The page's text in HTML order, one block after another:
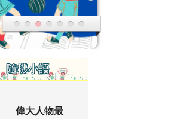
右邊區域內容
隨機小語
偉大人物最